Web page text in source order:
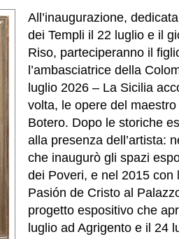
All’inaugurazione,
dei Templi il 22 luglio e il
Riso, parteciperanno il
l’ambasciatrice della
luglio 2026 – La Sicilia
volta, le opere del
Botero. Dopo le storiche
alla presenza dell’artista:
che inaugurò gli spazi
dei Poveri, e nel 2015 con
Pasión de Cristo al
progetto espositivo che
luglio ad Agrigento e il 24